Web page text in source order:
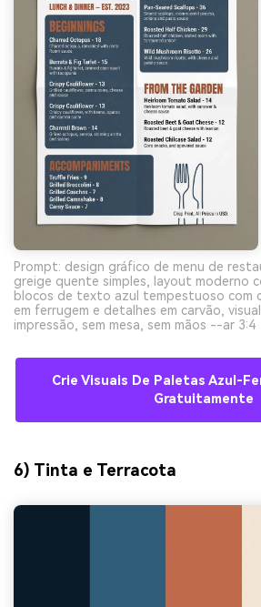
Prompt: design gráfico de menu de
greige quente simples, layout moderno
blocos de texto azul tempestuoso com
em ferrugem e detalhes em carvão,
impressão, sem mesa, sem mãos --ar 3:4
Crie Visuais De Paletas Azul-
Gratuitamente
6) Tinta e Terracota